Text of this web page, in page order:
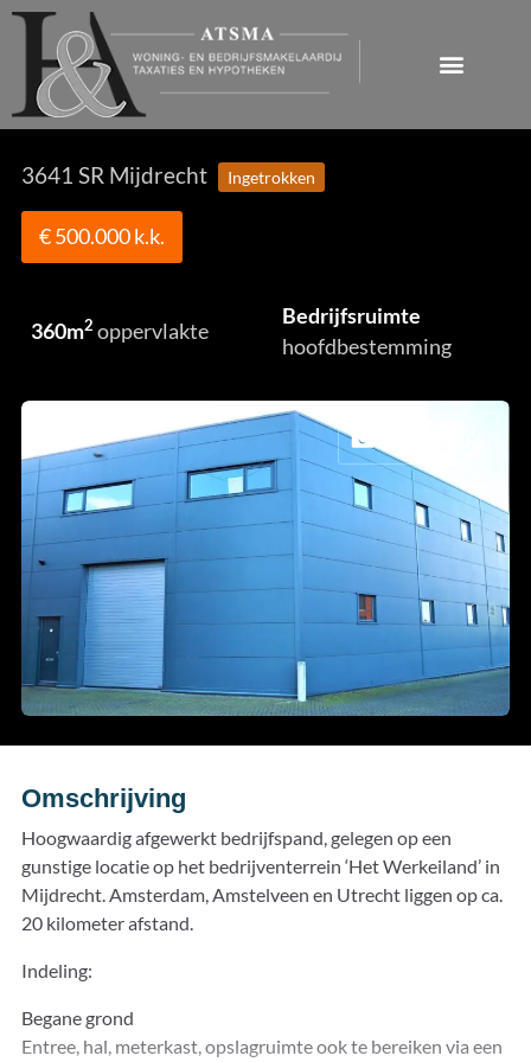
3641 SR Mijdrecht Ingetrokken
€ 500.000 k.k.
360m2 oppervlakte
Bedrijfsruimte
hoofdbestemming
Omschrijving
Hoogwaardig afgewerkt bedrijfspand, gelegen op een
gunstige locatie op het bedrijventerrein ‘Het Werkeiland’ in
Mijdrecht. Amsterdam, Amstelveen en Utrecht liggen op ca.
20 kilometer afstand.
Indeling:
Begane grond
Entree, hal, meterkast, opslagruimte ook te bereiken via een